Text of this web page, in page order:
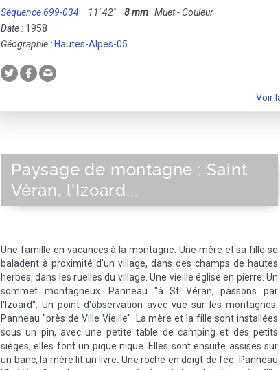
Séquence 699-034 11' 42'' 8 mm Muet - Couleur
Date : 1958
Géographie : Hautes-Alpes-05
Voir
Paysage de montagne : Saint
Véran, l'Izoard...
Une famille en vacances à la montagne. Une mère et sa fille se
baladent à proximité d'un village, dans des champs de hautes
herbes, dans les ruelles du village. Une vieille église en pierre. Un
sommet montagneux. Panneau "à St Véran, passons par
l'Izoard". Un point d'observation avec vue sur les montagnes.
Panneau "près de Ville Vieille". La mère et la fille sont installées
sous un pin, avec une petite table de camping et des petits
sièges, elles font un pique nique. Elles sont ensuite assises sur
un banc, la mère lit un livre. Une roche en doigt de fée. Panneau